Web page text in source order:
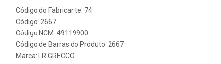
Código do Fabricante: 74
Código: 2667
Código NCM: 49119900
Código de Barras do Produto: 2667
Marca:
LR GRECCO